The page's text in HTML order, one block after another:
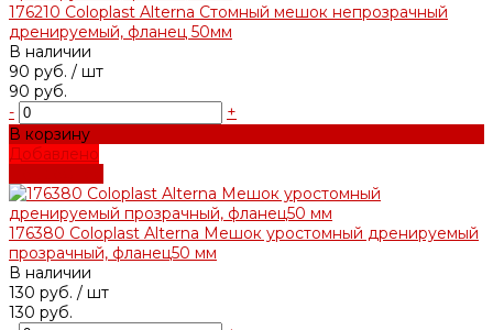
176210 Coloplast Alterna Стомный мешок непрозрачный
дренируемый, фланец 50мм
В наличии
90 руб. / шт
90 руб.
-
+
В корзину
Добавлено
176380 Coloplast Alterna Мешок уростомный дренируемый
прозрачный, фланец50 мм
В наличии
130 руб. / шт
130 руб.